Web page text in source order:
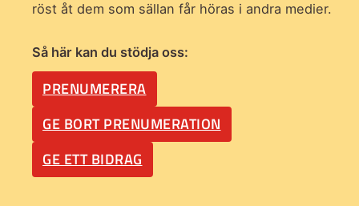
röst åt dem som sällan får höras i andra medier.
Så här kan du stödja oss:
PRENUMERERA
GE BORT PRENUMERATION
GE ETT BIDRAG